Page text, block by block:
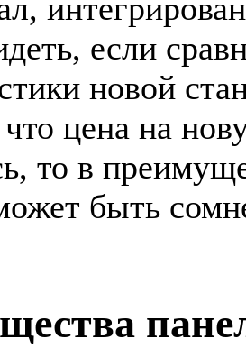
если
новой
цена на
то в
быть